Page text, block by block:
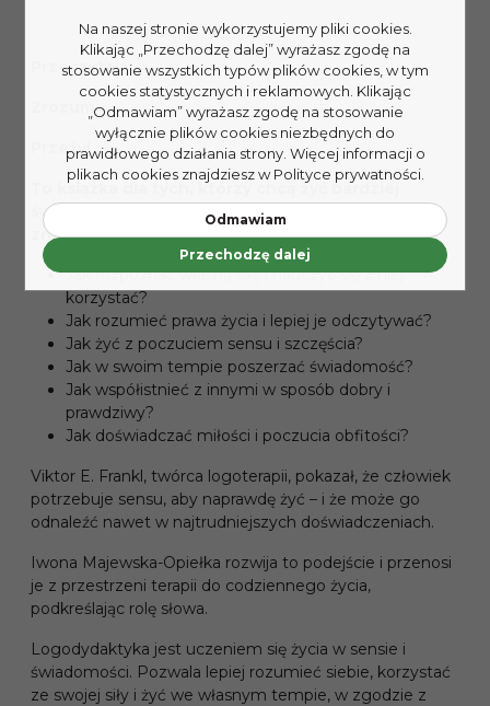
Przeczytaj
Zrozum
Przeżyj
To książka dla tych, którzy chcą żyć bardziej
świadomie, bliżej siebie i tego, co w ich życiu ma
znaczenie.
Jak rozpoznać własną siłę i nauczyć się z niej
korzystać?
Jak rozumieć prawa życia i lepiej je odczytywać?
Jak żyć z poczuciem sensu i szczęścia?
Jak w swoim tempie poszerzać świadomość?
Jak współistnieć z innymi w sposób dobry i
prawdziwy?
Jak doświadczać miłości i poczucia obfitości?
Viktor E. Frankl, twórca logoterapii, pokazał, że człowiek
potrzebuje sensu, aby naprawdę żyć – i że może go
odnaleźć nawet w najtrudniejszych doświadczeniach.
Iwona Majewska-Opiełka rozwija to podejście i przenosi
je z przestrzeni terapii do codziennego życia,
podkreślając rolę słowa.
Logodydaktyka jest uczeniem się życia w sensie i
świadomości. Pozwala lepiej rozumieć siebie, korzystać
ze swojej siły i żyć we własnym tempie, w zgodzie z
Na naszej stronie wykorzystujemy pliki cookies.
Klikając „Przechodzę dalej” wyrażasz zgodę na
stosowanie wszystkich typów plików cookies, w tym
cookies statystycznych i reklamowych. Klikając
„Odmawiam” wyrażasz zgodę na stosowanie
wyłącznie plików cookies niezbędnych do
prawidłowego działania strony. Więcej informacji o
plikach cookies znajdziesz w Polityce prywatności.
Odmawiam
Przechodzę dalej